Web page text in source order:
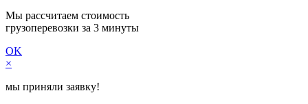
Мы рассчитаем стоимость
грузоперевозки за 3 минуты
OK
×
мы приняли заявку!